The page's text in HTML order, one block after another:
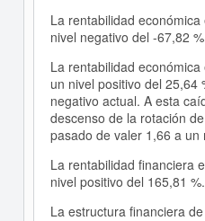
La rentabilidad
nivel negativo del -67,82
La rentabilidad
un nivel positivo del 25,64
negativo actual. A esta
descenso de la rotación
pasado de valer 1,66 a un
La rentabilidad financiera
nivel positivo del 165,81 %.
La estructura financiera